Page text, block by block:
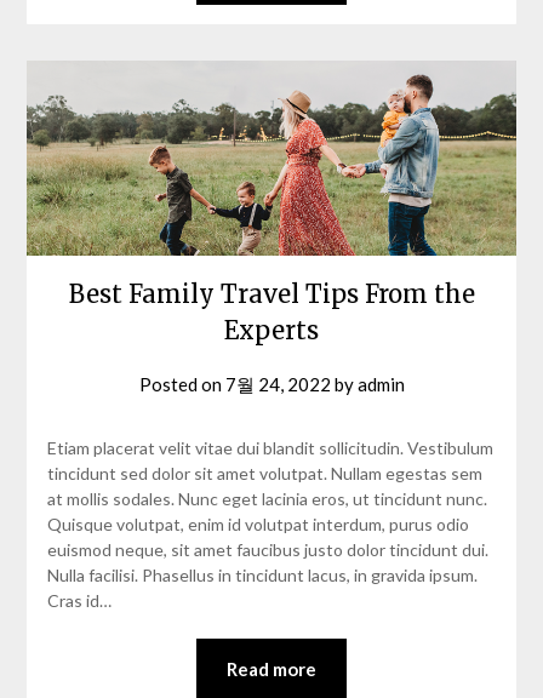
Best Family Travel Tips From the
Experts
Posted on 7월 24, 2022 byadmin
Etiam placerat velit vitae dui blandit sollicitudin. Vestibulum
tincidunt sed dolor sit amet volutpat. Nullam egestas sem
at mollis sodales. Nunc eget lacinia eros, ut tincidunt nunc.
Quisque volutpat, enim id volutpat interdum, purus odio
euismod neque, sit amet faucibus justo dolor tincidunt dui.
Nulla facilisi. Phasellus in tincidunt lacus, in gravida ipsum.
Cras id…
Read more